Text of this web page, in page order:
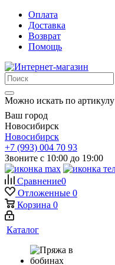
Оплата
Доставка
Возврат
Помощь
Можно искать по артикулу
Ваш город
Новосибирск
Новосибирск
+7 (993) 004 70 93
Звоните с 10:00 до 19:00
Сравнение0
Отложенные 0
Корзина 0
Каталог